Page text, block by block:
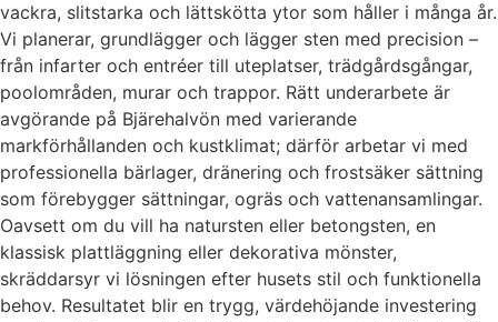
vackra, slitstarka och lättskötta ytor som håller i många år.
Vi planerar, grundlägger och lägger sten med precision –
från infarter och entréer till uteplatser, trädgårdsgångar,
poolområden, murar och trappor. Rätt underarbete är
avgörande på Bjärehalvön med varierande
markförhållanden och kustklimat; därför arbetar vi med
professionella bärlager, dränering och frostsäker sättning
som förebygger sättningar, ogräs och vattenansamlingar.
Oavsett om du vill ha natursten eller betongsten, en
klassisk plattläggning eller dekorativa mönster,
skräddarsyr vi lösningen efter husets stil och funktionella
behov. Resultatet blir en trygg, värdehöjande investering